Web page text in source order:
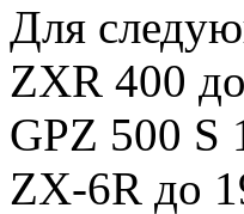
Для
ZXR 400
GPZ 500 S
ZX-6R до